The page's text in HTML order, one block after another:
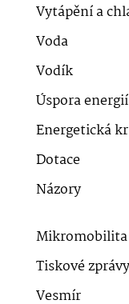
Vytápění a
Voda
Vodík
Úspora energií
Energetická
Dotace
Názory
Mikromobilita
Tiskové zprávy
Vesmír